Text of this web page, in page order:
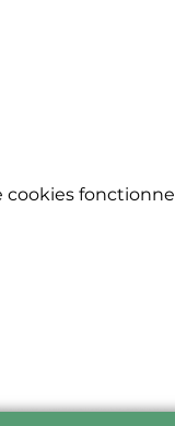
cookies